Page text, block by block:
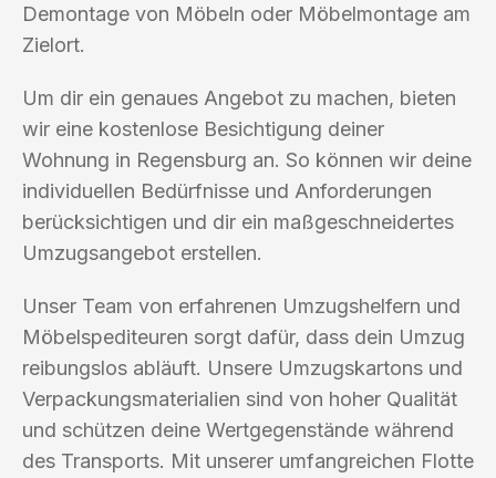
Demontage von Möbeln oder Möbelmontage am
Zielort.
Um dir ein genaues Angebot zu machen, bieten
wir eine kostenlose Besichtigung deiner
Wohnung in Regensburg an. So können wir deine
individuellen Bedürfnisse und Anforderungen
berücksichtigen und dir ein maßgeschneidertes
Umzugsangebot erstellen.
Unser Team von erfahrenen Umzugshelfern und
Möbelspediteuren sorgt dafür, dass dein Umzug
reibungslos abläuft. Unsere Umzugskartons und
Verpackungsmaterialien sind von hoher Qualität
und schützen deine Wertgegenstände während
des Transports. Mit unserer umfangreichen Flotte